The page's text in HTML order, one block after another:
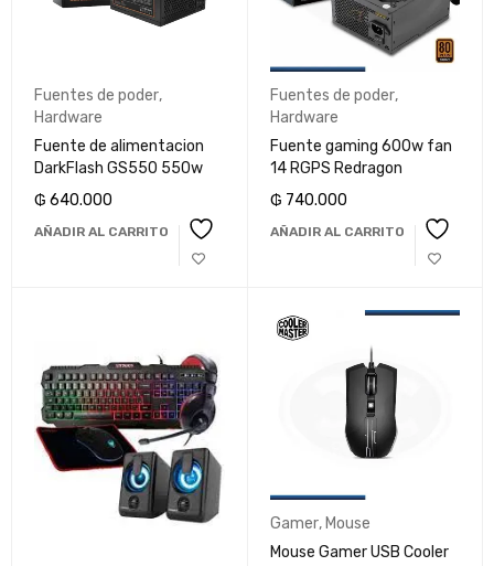
Fuentes de poder,
Hardware
Fuente de alimentacion
DarkFlash GS550 550w
₲ 640.000
AÑADIR AL CARRITO
Fuentes de poder,
Hardware
Fuente gaming 600w fan
14 RGPS Redragon
₲ 740.000
AÑADIR AL CARRITO
Gamer, Mouse
Mouse Gamer USB Cooler